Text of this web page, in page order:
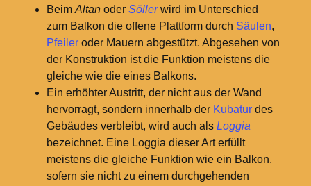
Beim Altanoder Söllerwird im Unterschied
zum Balkon die offene Plattform durch Säulen,
Pfeileroder Mauern abgestützt. Abgesehen von
der Konstruktion ist die Funktion meistens die
gleiche wie die eines Balkons.
Ein erhöhter Austritt, der nicht aus der Wand
hervorragt, sondern innerhalb der Kubaturdes
Gebäudes verbleibt, wird auch als Loggia
bezeichnet. Eine Loggia dieser Art erfüllt
meistens die gleiche Funktion wie ein Balkon,
sofern sie nicht zu einem durchgehenden